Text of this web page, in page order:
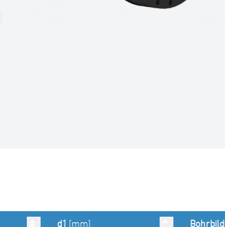
d1 [mm] Bohrbild